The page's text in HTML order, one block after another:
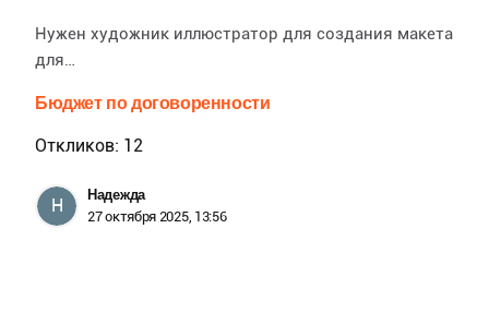
Нужен художник иллюстратор для создания макета
для…
Бюджет по договоренности
Н
Надежда
27 октября 2025, 13:56
Откликов: 12